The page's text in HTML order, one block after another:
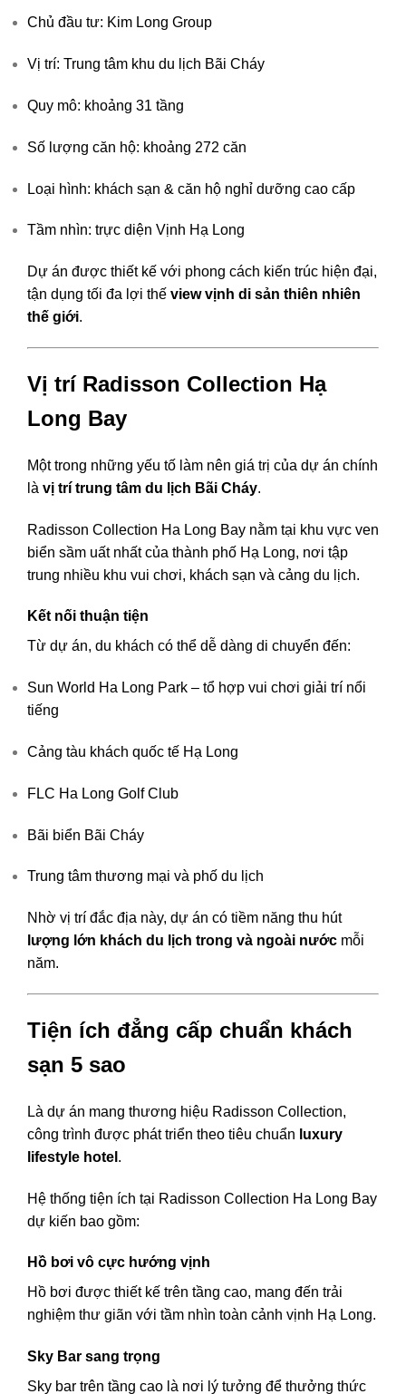
Chủ đầu tư: Kim Long Group
Vị trí: Trung tâm khu du lịch Bãi Cháy
Quy mô: khoảng 31 tầng
Số lượng căn hộ: khoảng 272 căn
Loại hình: khách sạn & căn hộ nghỉ dưỡng cao cấp
Tầm nhìn: trực diện Vịnh Hạ Long
Dự án được thiết kế với phong cách kiến trúc hiện đại,
tận dụng tối đa lợi thế view vịnh di sản thiên nhiên
thế giới.
Vị trí Radisson Collection Hạ
Long Bay
Một trong những yếu tố làm nên giá trị của dự án chính
là vị trí trung tâm du lịch Bãi Cháy.
Radisson Collection Ha Long Bay nằm tại khu vực ven
biển sầm uất nhất của thành phố Hạ Long, nơi tập
trung nhiều khu vui chơi, khách sạn và cảng du lịch.
Kết nối thuận tiện
Từ dự án, du khách có thể dễ dàng di chuyển đến:
Sun World Ha Long Park – tổ hợp vui chơi giải trí nổi
tiếng
Cảng tàu khách quốc tế Hạ Long
FLC Ha Long Golf Club
Bãi biển Bãi Cháy
Trung tâm thương mại và phố du lịch
Nhờ vị trí đắc địa này, dự án có tiềm năng thu hút
lượng lớn khách du lịch trong và ngoài nước mỗi
năm.
Tiện ích đẳng cấp chuẩn khách
sạn 5 sao
Là dự án mang thương hiệu Radisson Collection,
công trình được phát triển theo tiêu chuẩn luxury
lifestyle hotel .
Hệ thống tiện ích tại Radisson Collection Ha Long Bay
dự kiến bao gồm:
Hồ bơi vô cực hướng vịnh
Hồ bơi được thiết kế trên tầng cao, mang đến trải
nghiệm thư giãn với tầm nhìn toàn cảnh vịnh Hạ Long.
Sky Bar sang trọng
Sky bar trên tầng cao là nơi lý tưởng để thưởng thức